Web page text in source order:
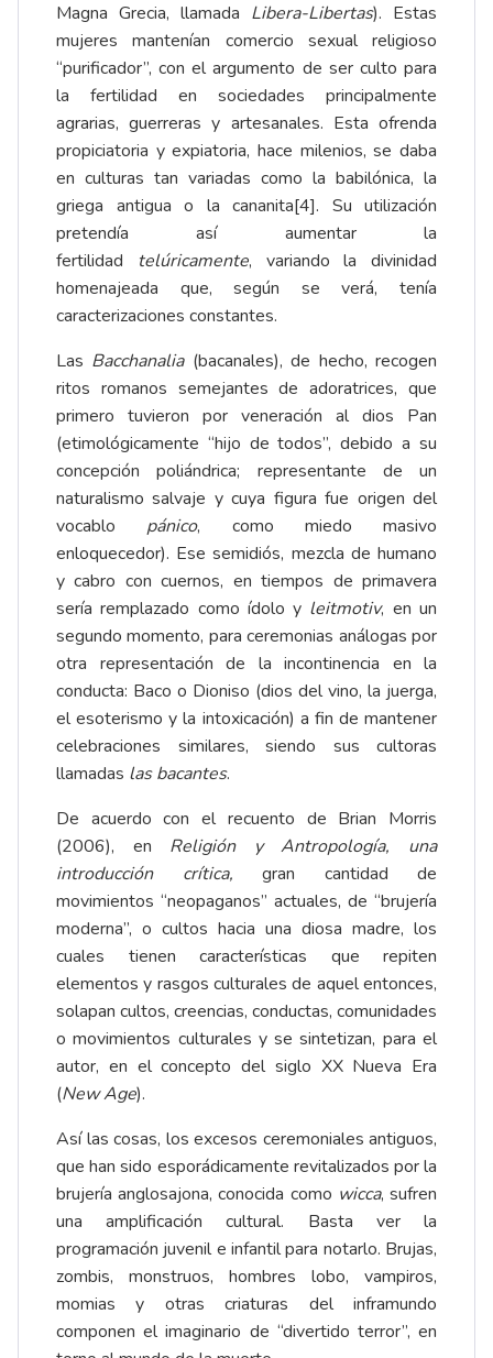
Magna Grecia, llamada Libera-Libertas). Estas
mujeres mantenían comercio sexual religioso
“purificador”, con el argumento de ser culto para
la fertilidad en sociedades principalmente
agrarias, guerreras y artesanales. Esta ofrenda
propiciatoria y expiatoria, hace milenios, se daba
en culturas tan variadas como la babilónica, la
griega antigua o la cananita[4]. Su utilización
pretendía así aumentar la
fertilidad
telúricamente, variando la divinidad
homenajeada que, según se verá, tenía
caracterizaciones constantes.
Las Bacchanalia(bacanales), de hecho, recogen
ritos romanos semejantes de adoratrices, que
primero tuvieron por veneración al dios Pan
(etimológicamente “hijo de todos”, debido a su
concepción poliándrica; representante de un
naturalismo salvaje y cuya figura fue origen del
vocablo pánico, como miedo masivo
enloquecedor). Ese semidiós, mezcla de humano
y cabro con cuernos, en tiempos de primavera
sería remplazado como ídolo y leitmotiv, en un
segundo momento, para ceremonias análogas por
otra representación de la incontinencia en la
conducta: Baco o Dioniso (dios del vino, la juerga,
el esoterismo y la intoxicación) a fin de mantener
celebraciones similares, siendo sus cultoras
llamadas las bacantes.
De acuerdo con el recuento de Brian Morris
(2006), en Religión y Antropología, una
introducción crítica, gran cantidad de
movimientos “neopaganos” actuales, de “brujería
moderna”, o cultos hacia una diosa madre, los
cuales tienen características que repiten
elementos y rasgos culturales de aquel entonces,
solapan cultos, creencias, conductas, comunidades
o movimientos culturales y se sintetizan, para el
autor, en el concepto del siglo XX Nueva Era
(New Age).
Así las cosas, los excesos ceremoniales antiguos,
que han sido esporádicamente revitalizados por la
brujería anglosajona, conocida como wicca, sufren
una amplificación cultural. Basta ver la
programación juvenil e infantil para notarlo. Brujas,
zombis, monstruos, hombres lobo, vampiros,
momias y otras criaturas del inframundo
componen el imaginario de “divertido terror”, en